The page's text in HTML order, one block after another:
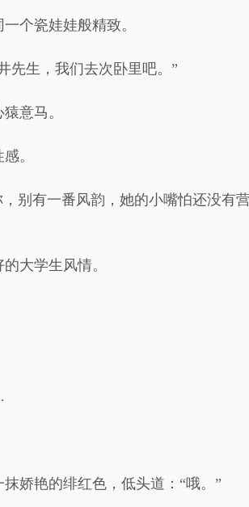
个瓷娃娃般精致。
先生，我们去次卧里吧。”
意马。
。
别有一番风韵，她的小嘴怕还没有
大学生风情。
娇艳的绯红色，低头道：“哦。”